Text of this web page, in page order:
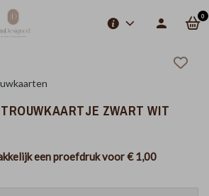
0
ZWART WIT
een proefdruk voor€ 1,00